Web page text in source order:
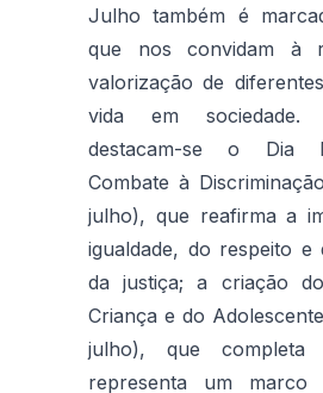
Julho também é
que nos convidam à
valorização de
vida em sociedade.
destacam-se o Dia
Combate à
julho), que reafirma a
igualdade, do respeito e
da justiça; a criação
Criança e do
julho), que
representa um marco